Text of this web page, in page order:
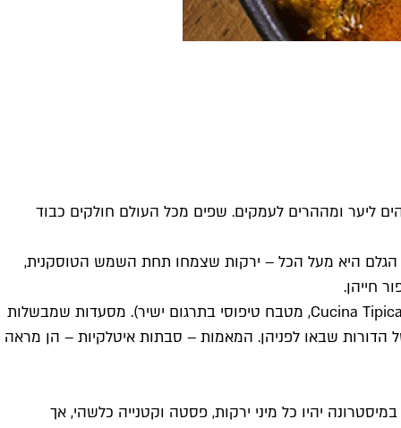
ליער ומההרים לעמקים. שפים מכל העולם חולקים כבוד
הגלם היא מעל הכל – ירקות שצמחו תחת השמש הטוסקנית,
חייהן.
המטבח הטוסקני מורכב מהמנות השונות שמוגשות באופן מסורתי בערים ובכפרים באזור. האיטלקים קוראים לזה קוצ'ינה טיפיקה (Cucina Tipica, מטבח טיפוסי בתרגום ישיר). מסעדות שמבשלות
שבאו לפניהן. המאמות – סבתות איטלקיות – הן מראה
יהיו כל מיני ירקות, פסטה וקטנייה כלשהי, אך